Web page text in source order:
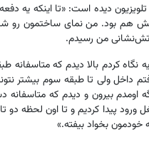
تلویزیون دیده است: «تا اینکه
هم بود. من نمای ساختمون رو
آتش‌نشانی من رسیدم.
کردم بالا دیدم که متاسفانه
داخل ولی تا طبقه سوم بیشتر
اومدم بیرون و دیدم که
پیدا کردیم و تا اون لحظه دو
بخواد بیفته.»